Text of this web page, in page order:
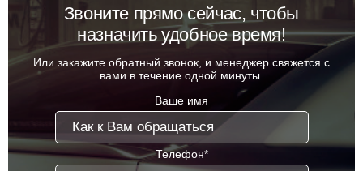
Звоните прямо сейчас, чтобы
назначить удобное время!
Или закажите обратный звонок, и менеджер свяжется с
вами в течение одной минуты.
Ваше имя
Телефон*